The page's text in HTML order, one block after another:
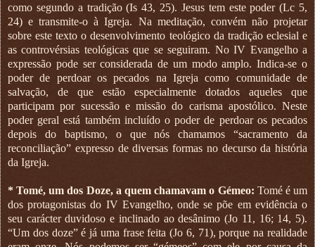
como segundo a tradição (Is 43, 25). Jesus tem este poder (Lc 5,
24) e transmite-o à Igreja. Na meditação, convém não projetar
sobre este texto o desenvolvimento teológico da tradição eclesial e
as controvérsias teológicas que se seguiram. No IV Evangelho a
expressão pode ser considerada de um modo amplo. Indica-se o
poder de perdoar os pecados na Igreja como comunidade de
salvação, de que estão especialmente dotados aqueles que
participam por sucessão e missão do carisma apostólico. Neste
poder geral está também incluído o poder de perdoar os pecados
depois do baptismo, o que nós chamamos “sacramento da
reconciliação” expresso de diversas formas no decurso da história
da Igreja.
* Tomé, um dos Doze, a quem chamavam o Gémeo: Tomé é um
dos protagonistas do IV Evangelho, onde se põe em evidência o
seu carácter duvidoso e inclinado ao desânimo (Jo 11, 16; 14, 5).
“Um dos doze” é já uma frase feita (Jo 6, 71), porque na realidade